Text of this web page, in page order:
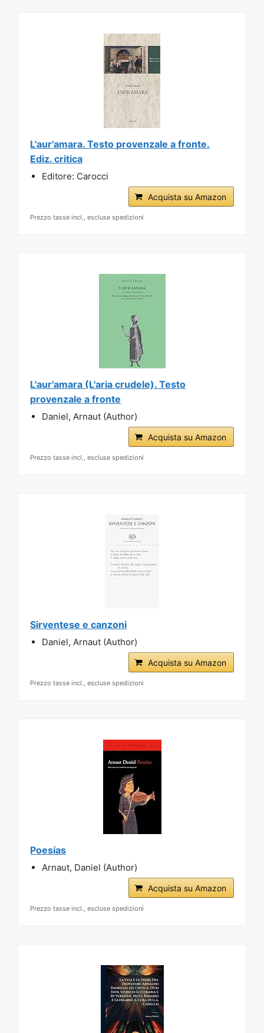
L'aur'amara. Testo provenzale a fronte.
Ediz. critica
Editore: Carocci
Acquista su Amazon
Prezzo tasse incl., escluse spedizioni
L'aur'amara (L'aria crudele). Testo
provenzale a fronte
Daniel, Arnaut (Author)
Acquista su Amazon
Prezzo tasse incl., escluse spedizioni
Sirventese e canzoni
Daniel, Arnaut (Author)
Acquista su Amazon
Prezzo tasse incl., escluse spedizioni
Poesías
Arnaut, Daniel (Author)
Acquista su Amazon
Prezzo tasse incl., escluse spedizioni